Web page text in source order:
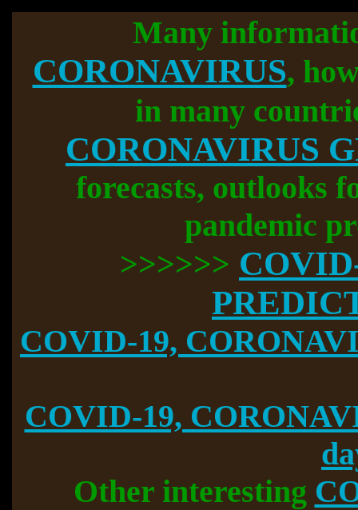
Many
CORONAVIRUS,
in many
CORONAVIRUS
forecasts, outlooks
pandemic
>>>>>>
COVID-19,
COVID-19,
Other interesting